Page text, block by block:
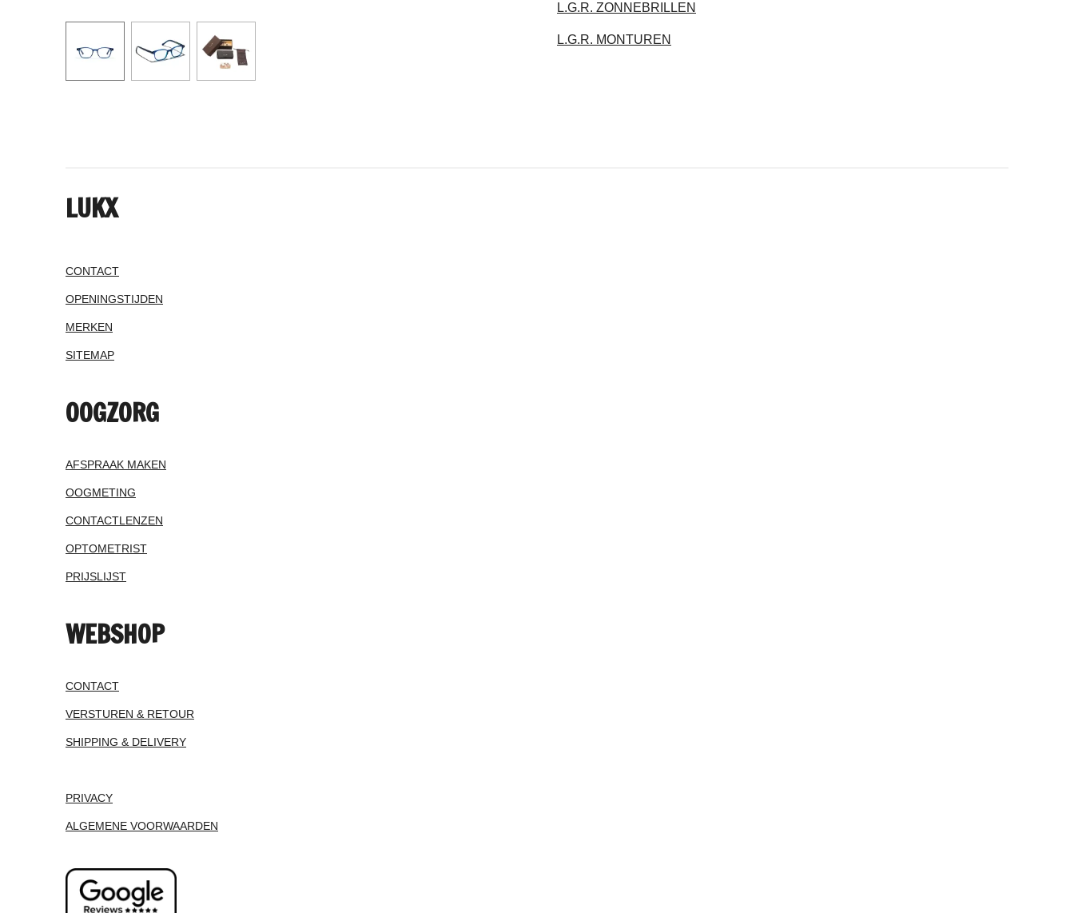
L.G.R. ZONNEBRILLEN
L.G.R. MONTUREN
LUKX
CONTACT
OPENINGSTIJDEN
MERKEN
SITEMAP
OOGZORG
AFSPRAAK MAKEN
OOGMETING
CONTACTLENZEN
OPTOMETRIST
PRIJSLIJST
WEBSHOP
CONTACT
VERSTUREN & RETOUR
SHIPPING & DELIVERY
PRIVACY
ALGEMENE VOORWAARDEN